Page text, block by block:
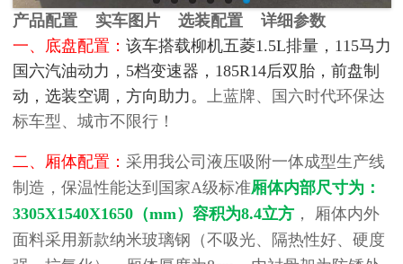
产品配置 实车图片 选装配置 详细参数
一、底盘配置： 该车搭载柳机五菱1.5L排量，115马力
国六汽油动力，5档变速器，185R14后双胎，前盘制
动，选装空调，方向助力。 上蓝牌、国六时代环保达
标车型、城市不限行！
二、厢体配置： 采用我公司液压吸附一体成型生产线
制造，保温性能达到国家A级标准厢体内部尺寸为：
3305X1540X1650（mm）容积为8.4立方， 厢体内外
面料采用新款纳米玻璃钢（不吸光、隔热性好、硬度